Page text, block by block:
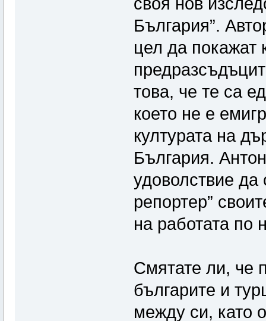
България”.
цел да покажат
това, че те са
което не е
културата на
България.
удоволствие да
репортер”
на работата по
Смятате ли, че
българите и
между си, като